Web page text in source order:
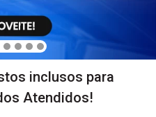
inclusos para
Atendidos!